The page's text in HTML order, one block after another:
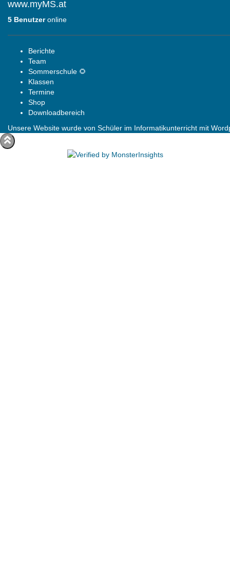
www.myMS.at
5 Benutzeronline
Berichte
Team
Sommerschule 🌻
Klassen
Termine
Shop
Downloadbereich
Unsere Website wurde von Schüler im Informatikunterricht mit